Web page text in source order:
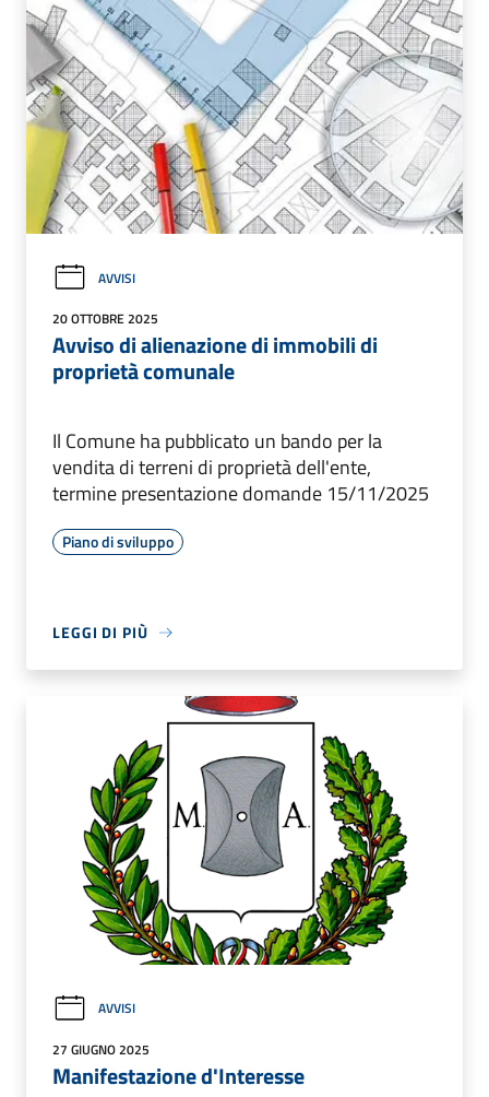
AVVISI
20 OTTOBRE 2025
Avviso di alienazione di immobili di
proprietà comunale
Il Comune ha pubblicato un bando per la
vendita di terreni di proprietà dell'ente,
termine presentazione domande 15/11/2025
Piano di sviluppo
LEGGI DI PIÙ
AVVISI
27 GIUGNO 2025
Manifestazione d'Interesse